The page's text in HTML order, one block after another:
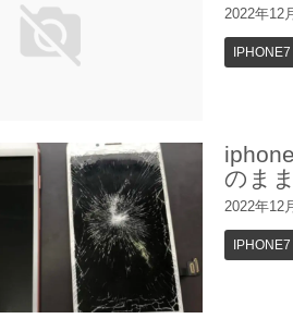
2022年12
IPHONE7
のま
2022年12
IPHONE7